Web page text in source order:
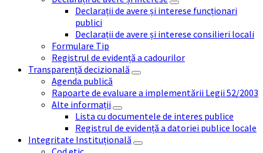
Declarații de avere și interese funcționari
publici
Declarații de avere și interese consilieri locali
Formulare Tip
Registrul de evidență a cadourilor
Transparență decizională
Agenda publică
Rapoarte de evaluare a implementării Legii 52/2003
Alte informații
Lista cu documentele de interes publice
Registrul de evidență a datoriei publice locale
Integritate Instituțională